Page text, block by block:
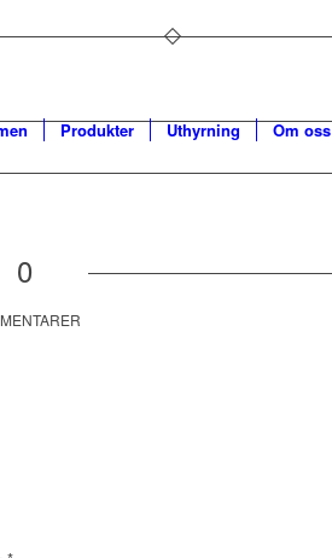
Produkter Uthyrning Om oss
0